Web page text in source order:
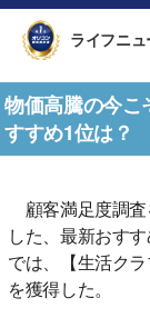
ライフニュ
物価高騰の今こ
すすめ1位は？
顧客満足度調査
した、最新おす
では、【生活ク
を獲得した。